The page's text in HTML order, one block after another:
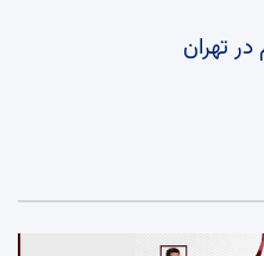
تهران